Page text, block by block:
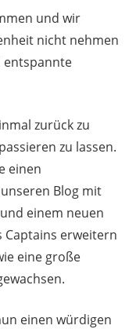
und wir
nicht nehmen
entspannte
zurück zu
zu lassen.
einen
Blog mit
einem neuen
Captains erweitern
eine große
einen würdigen